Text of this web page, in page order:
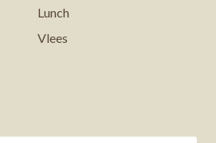
Lunch
Vlees